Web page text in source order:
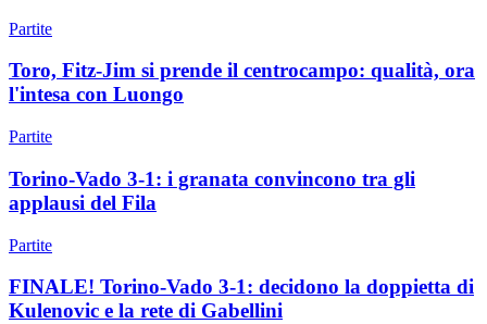
Partite
Toro, Fitz-Jim si prende il centrocampo: qualità, ora
l'intesa con Luongo
Partite
Torino-Vado 3-1: i granata convincono tra gli
applausi del Fila
Partite
FINALE! Torino-Vado 3-1: decidono la doppietta di
Kulenovic e la rete di Gabellini